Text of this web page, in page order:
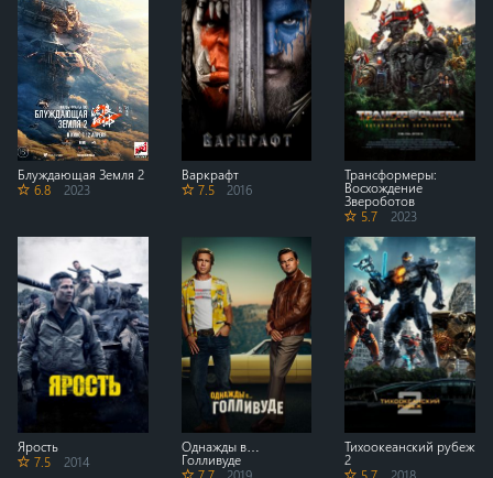
Блуждающая Земля 2
6.8
2023
Варкрафт
7.5
2016
Трансформеры:
Восхождение
Звероботов
5.7
2023
Ярость
7.5
2014
Однажды в…
Голливуде
Тихоокеанский рубеж
2